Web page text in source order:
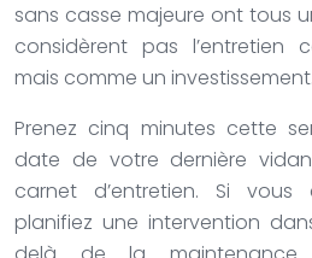
sans casse majeure ont tous
considèrent pas l’entretien
mais comme un investissement.
Prenez cinq minutes cette
date de votre dernière
carnet d’entretien. Si
planifiez une intervention